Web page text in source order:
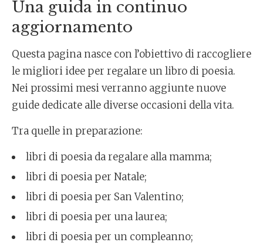
Una guida in continuo
aggiornamento
Questa pagina nasce con l’obiettivo di raccogliere
le migliori idee per regalare un libro di poesia.
Nei prossimi mesi verranno aggiunte nuove
guide dedicate alle diverse occasioni della vita.
Tra quelle in preparazione:
libri di poesia da regalare alla mamma;
libri di poesia per Natale;
libri di poesia per San Valentino;
libri di poesia per una laurea;
libri di poesia per un compleanno;